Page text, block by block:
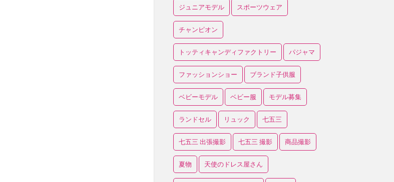
ジュニアモデル スポーツウェア
チャンピオン
トッティキャンディファクトリー パジャマ
ファッションショー ブランド子供服
ベビーモデル ベビー服 モデル募集
ランドセル リュック 七五三
七五三 出張撮影 七五三 撮影 商品撮影
夏物 天使のドレス屋さん